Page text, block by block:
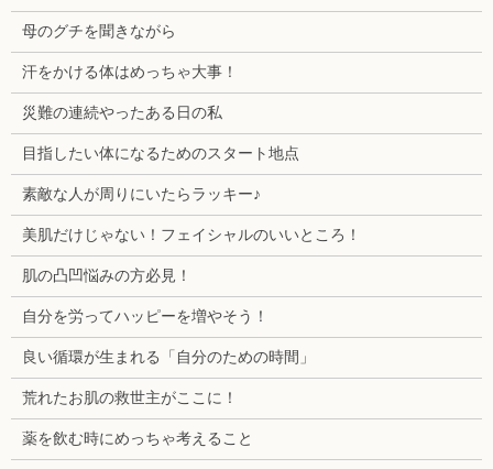
母のグチを聞きながら
汗をかける体はめっちゃ大事！
災難の連続やったある日の私
目指したい体になるためのスタート地点
素敵な人が周りにいたらラッキー♪
美肌だけじゃない！フェイシャルのいいところ！
肌の凸凹悩みの方必見！
自分を労ってハッピーを増やそう！
良い循環が生まれる「自分のための時間」
荒れたお肌の救世主がここに！
薬を飲む時にめっちゃ考えること